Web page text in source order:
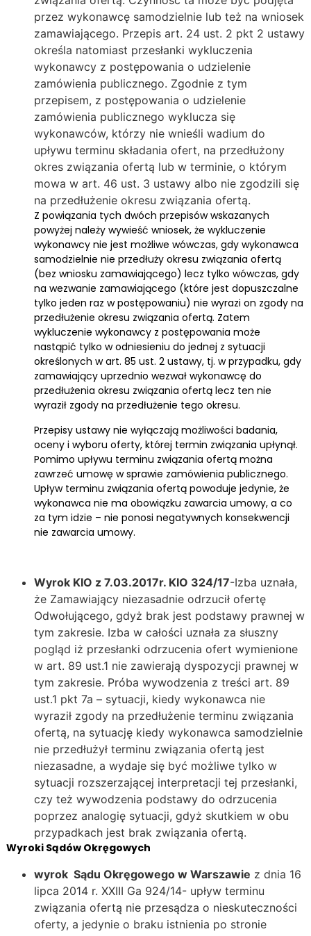
przez wykonawcę samodzielnie lub też na wniosek
zamawiającego. Przepis art. 24 ust. 2 pkt 2 ustawy
określa natomiast przesłanki wykluczenia
wykonawcy z postępowania o udzielenie
zamówienia publicznego. Zgodnie z tym
przepisem, z postępowania o udzielenie
zamówienia publicznego wyklucza się
wykonawców, którzy nie wnieśli wadium do
upływu terminu składania ofert, na przedłużony
okres związania ofertą lub w terminie, o którym
mowa w art. 46 ust. 3 ustawy albo nie zgodzili się
na przedłużenie okresu związania ofertą.
Z powiązania tych dwóch przepisów wskazanych
powyżej należy wywieść wniosek, że wykluczenie
wykonawcy nie jest możliwe wówczas, gdy wykonawca
samodzielnie nie przedłuży okresu związania ofertą
(bez wniosku zamawiającego) lecz tylko wówczas, gdy
na wezwanie zamawiającego (które jest dopuszczalne
tylko jeden raz w postępowaniu) nie wyrazi on zgody na
przedłużenie okresu związania ofertą. Zatem
wykluczenie wykonawcy z postępowania może
nastąpić tylko w odniesieniu do jednej z sytuacji
określonych w art. 85 ust. 2 ustawy, tj. w przypadku, gdy
zamawiający uprzednio wezwał wykonawcę do
przedłużenia okresu związania ofertą lecz ten nie
wyraził zgody na przedłużenie tego okresu.
Przepisy ustawy nie wyłączają możliwości badania,
oceny i wyboru oferty, której termin związania upłynął.
Pomimo upływu terminu związania ofertą można
zawrzeć umowę w sprawie zamówienia publicznego.
Upływ terminu związania ofertą powoduje jedynie, że
wykonawca nie ma obowiązku zawarcia umowy, a co
za tym idzie – nie ponosi negatywnych konsekwencji
nie zawarcia umowy.
Wyrok KIO z 7.03.2017r. KIO 324/17-Izba uznała,
że Zamawiający niezasadnie odrzucił ofertę
Odwołującego, gdyż brak jest podstawy prawnej w
tym zakresie. Izba w całości uznała za słuszny
pogląd iż przesłanki odrzucenia ofert wymienione
w art. 89 ust.1 nie zawierają dyspozycji prawnej w
tym zakresie. Próba wywodzenia z treści art. 89
ust.1 pkt 7a – sytuacji, kiedy wykonawca nie
wyraził zgody na przedłużenie terminu związania
ofertą, na sytuację kiedy wykonawca samodzielnie
nie przedłużył terminu związania ofertą jest
niezasadne, a wydaje się być możliwe tylko w
sytuacji rozszerzającej interpretacji tej przesłanki,
czy też wywodzenia podstawy do odrzucenia
poprzez analogię sytuacji, gdyż skutkiem w obu
przypadkach jest brak związania ofertą.
Wyroki Sądów Okręgowych
wyrok Sądu Okręgowego w Warszawie z dnia 16
lipca 2014 r. XXIII Ga 924/14- upływ terminu
związania ofertą nie przesądza o nieskuteczności
oferty, a jedynie o braku istnienia po stronie